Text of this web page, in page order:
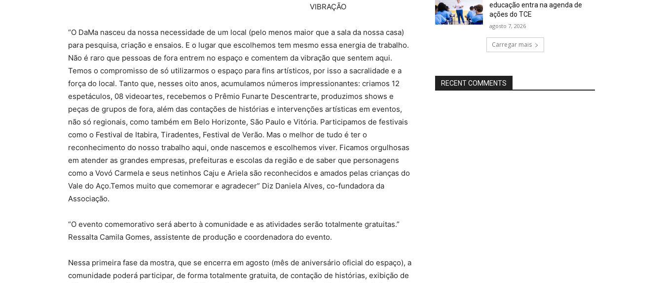
VIBRAÇÃO
“O DaMa nasceu da nossa necessidade de um local (pelo menos maior que a sala da nossa casa)
para pesquisa, criação e ensaios. E o lugar que escolhemos tem mesmo essa energia de trabalho.
Não é raro que pessoas de fora entrem no espaço e comentem da vibração que sentem aqui.
Temos o compromisso de só utilizarmos o espaço para fins artísticos, por isso a sacralidade e a
força do local. Tanto que, nesses oito anos, acumulamos números impressionantes: criamos 12
espetáculos, 08 videoartes, recebemos o Prêmio Funarte Descentrarte, produzimos shows e
peças de grupos de fora, além das contações de histórias e intervenções artísticas em eventos,
não só regionais, como também em Belo Horizonte, São Paulo e Vitória. Participamos de festivais
como o Festival de Itabira, Tiradentes, Festival de Verão. Mas o melhor de tudo é ter o
reconhecimento do nosso trabalho aqui, onde nascemos e escolhemos viver. Ficamos orgulhosas
em atender as grandes empresas, prefeituras e escolas da região e de saber que personagens
como a Vovó Carmela e seus netinhos Caju e Ariela são reconhecidos e amados pelas crianças do
Vale do Aço.Temos muito que comemorar e agradecer” Diz Daniela Alves, co-fundadora da
Associação.
“O evento comemorativo será aberto à comunidade e as atividades serão totalmente gratuitas.”
Ressalta Camila Gomes, assistente de produção e coordenadora do evento.
Nessa primeira fase da mostra, que se encerra em agosto (mês de aniversário oficial do espaço), a
comunidade poderá participar, de forma totalmente gratuita, de contação de histórias, exibição de
educação entra na agenda de
ações do TCE
agosto 7, 2026
Carregar mais
RECENT COMMENTS